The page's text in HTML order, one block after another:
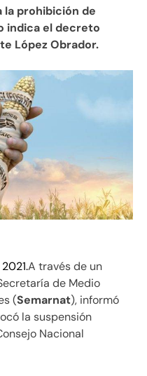
la prohibición de
indica el decreto
López Obrador.
A través de un
de Medio
(Semarnat), informó
la suspensión
Nacional